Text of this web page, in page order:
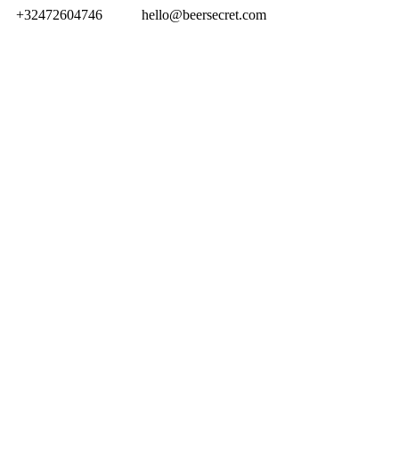
+32472604746 hello@beersecret.com